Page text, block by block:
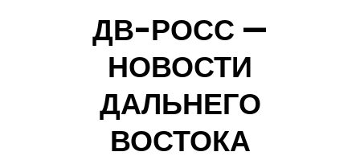
ДВ-РОСС —
НОВОСТИ
ДАЛЬНЕГО
ВОСТОКА